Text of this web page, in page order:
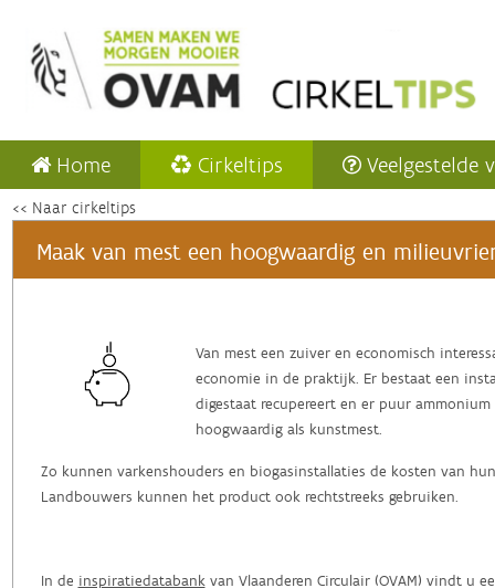
Home Cirkeltips Veelgestelde
<< Naar cirkeltips
Maak van mest een hoogwaardig en
Van mest een zuiver en economisch
economie in de praktijk. Er bestaat een
digestaat recupereert en er puur
hoogwaardig als kunstmest.
Zo kunnen varkenshouders en biogasinstallaties de kosten van
Landbouwers kunnen het product ook rechtstreeks gebruiken. ‌
In de inspiratiedatabankvan Vlaanderen Circulair (OVAM) vindt u